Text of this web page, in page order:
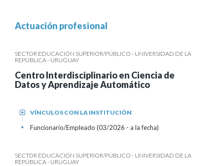
Actuación profesional
SECTOR EDUCACIÓN SUPERIOR/PÚBLICO - UNIVERSIDAD DE LA
REPÚBLICA - URUGUAY
Centro Interdisciplinario en Ciencia de
Datos y Aprendizaje Automático
VÍNCULOS CON LA INSTITUCIÓN
+
Funcionario/Empleado (03/2026 - a la fecha)
+
SECTOR EDUCACIÓN SUPERIOR/PÚBLICO - UNIVERSIDAD DE LA
REPÚBLICA - URUGUAY